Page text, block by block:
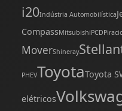
i20Indústria Automobilística
CompassMitsubishiPCD
MoverShineray
PHEVToyotaToyota
elétricos